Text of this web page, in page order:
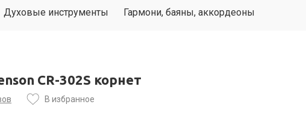
Духовые инструменты Гармони, баяны, аккордеоны
CR-302S корнет
В избранное